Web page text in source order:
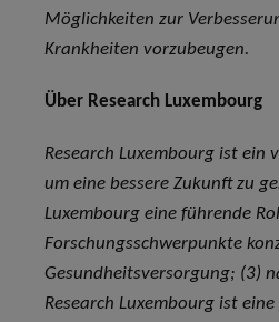
Möglichkeiten zur
Krankheiten vorzubeugen.
Über Research Luxembourg
Research Luxembourg ist ein
um eine bessere Zukunft zu
Luxembourg eine führende
Forschungsschwerpunkte
Gesundheitsversorgung; (3)
Research Luxembourg ist